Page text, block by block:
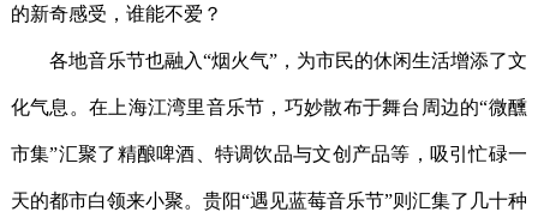
的新奇感受，谁能不爱？
各地音乐节也融入“烟火气”，为市民的休闲生活增添了文
化气息。在上海江湾里音乐节，巧妙散布于舞台周边的“微醺
市集”汇聚了精酿啤酒、特调饮品与文创产品等，吸引忙碌一
天的都市白领来小聚。贵阳“遇见蓝莓音乐节”则汇集了几十种